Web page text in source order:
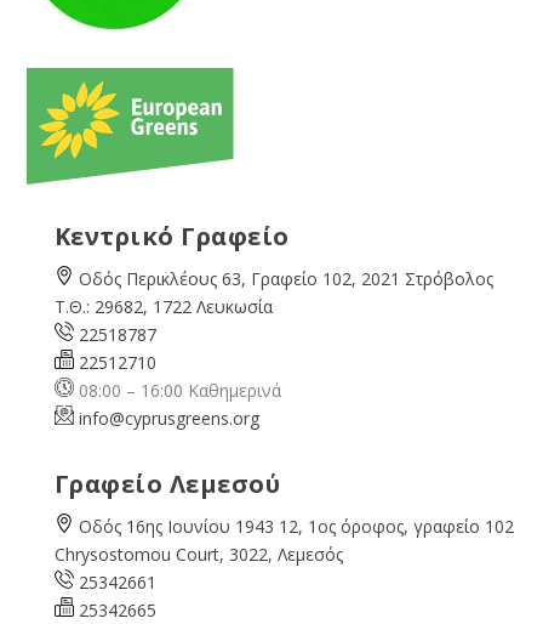
Κεντρικό Γραφείο
Οδός Περικλέους 63, Γραφείο 102, 2021 Στρόβολος
Τ.Θ.: 29682, 1722 Λευκωσία
22518787
22512710
08:00 – 16:00 Καθημερινά
info@cyprusgreens.org
Γραφείο Λεμεσού
Οδός 16ης Ιουνίου 1943 12, 1ος όροφος, γραφείο 102
Chrysostomou Court, 3022, Λεμεσός
25342661
25342665